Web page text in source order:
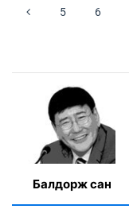
5 6
Балдорж сан